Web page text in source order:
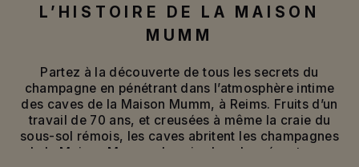
L’HISTOIRE DE LA MAISON
MUMM
Partez à la découverte de tous les secrets du
champagne en pénétrant dans l’atmosphère intime
des caves de la Maison Mumm, à Reims. Fruits d’un
travail de 70 ans, et creusées à même la craie du
sous-sol rémois, les caves abritent les champagnes
de la Maison Mumm, des vins les plus récents aux